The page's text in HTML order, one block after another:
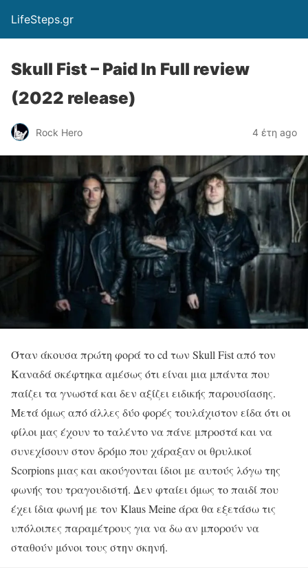
LifeSteps.gr
Skull Fist – Paid In Full review
(2022 release)
Rock Hero 4 έτη ago
Όταν άκουσα πρώτη φορά το cd των Skull Fist από τον
Καναδά σκέφτηκα αμέσως ότι είναι μια μπάντα που
παίζει τα γνωστά και δεν αξίζει ειδικής παρουσίασης.
Μετά όμως από άλλες δύο φορές τουλάχιστον είδα ότι οι
φίλοι μας έχουν το ταλέντο να πάνε μπροστά και να
συνεχίσουν στον δρόμο που χάραξαν οι θρυλικοί
Scorpions μιας και ακούγονται ίδιοι με αυτούς λόγω της
φωνής του τραγουδιστή. Δεν φταίει όμως το παιδί που
έχει ίδια φωνή με τον Klaus Meine άρα θα εξετάσω τις
υπόλοιπες παραμέτρους για να δω αν μπορούν να
σταθούν μόνοι τους στην σκηνή.